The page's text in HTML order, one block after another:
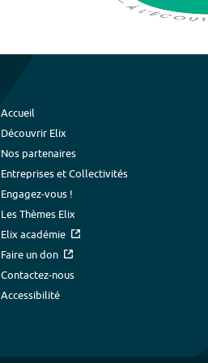
Accueil
Découvrir Elix
Nos partenaires
Entreprises et Collectivités
Engagez-vous !
Les Thèmes Elix
Elix académie
Faire un don
Contactez-nous
Accessibilité